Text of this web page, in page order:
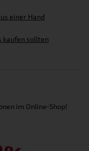
einer Hand
kaufen sollten
im Online-Shop!